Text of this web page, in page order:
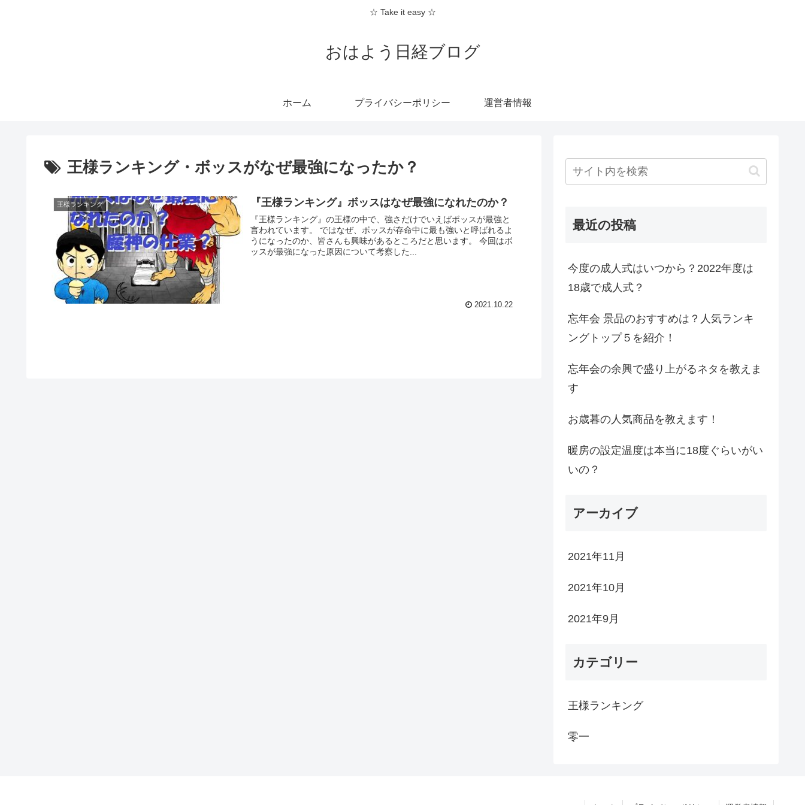
☆ Take it easy ☆
おはよう日経ブログ
ホーム プライバシーポリシー 運営者情報
王様ランキング・ボッスがなぜ最強になったか？
王様ランキング 『王様ランキング』ボッスはなぜ最強になれたのか？
『王様ランキング』の王様の中で、強さだけでいえばボッスが最強と
言われています。 ではなぜ、ボッスが存命中に最も強いと呼ばれるよ
うになったのか、皆さんも興味があるところだと思います。 今回はボ
ッスが最強になった原因について考察した...
2021.10.22
最近の投稿
今度の成人式はいつから？2022年度は
18歳で成人式？
忘年会 景品のおすすめは？人気ランキ
ングトップ５を紹介！
忘年会の余興で盛り上がるネタを教えま
す
お歳暮の人気商品を教えます！
暖房の設定温度は本当に18度ぐらいがい
いの？
アーカイブ
2021年11月
2021年10月
2021年9月
カテゴリー
王様ランキング
零一